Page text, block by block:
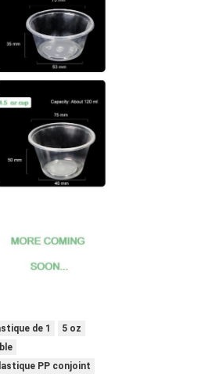
de 1
5 oz
PP conjoint